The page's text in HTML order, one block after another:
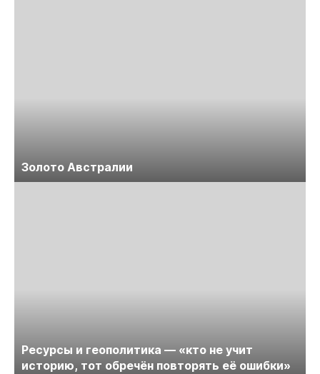
Золото Австралии
Ресурсы и геополитика — «кто не учит
историю, тот обречён повторять её ошибки»